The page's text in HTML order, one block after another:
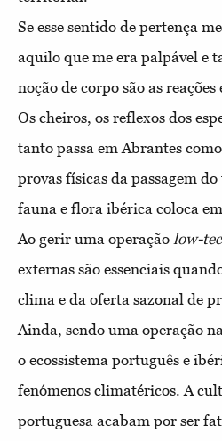
Se esse sentido de pertença
aquilo que me era palpável e
noção de corpo são as
Os cheiros, os reflexos dos
tanto passa em Abrantes
provas físicas da passagem
fauna e flora ibérica coloca
Ao gerir uma operação low-
externas são essenciais
clima e da oferta sazonal de
Ainda, sendo uma operação
o ecossistema português e
fenómenos climatéricos. A
portuguesa acabam por ser